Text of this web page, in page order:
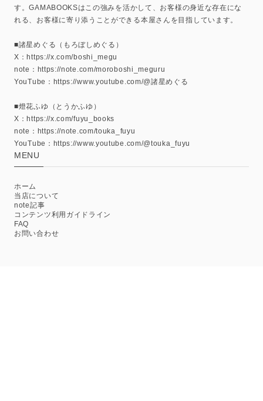
す。GAMABOOKSはこの強みを活かして、お客様の身近な存在にな
れる、お客様に寄り添うことができる本屋さんを目指しています。
■諸星めぐる（もろぼしめぐる）
X：https://x.com/boshi_megu
note：https://note.com/moroboshi_meguru
YouTube：https://www.youtube.com/@諸星めぐる
■燈花ふゆ（とうかふゆ）
X：https://x.com/fuyu_books
note：https://note.com/touka_fuyu
YouTube：https://www.youtube.com/@touka_fuyu
MENU
ホーム
当店について
note記事
コンテンツ利用ガイドライン
FAQ
お問い合わせ